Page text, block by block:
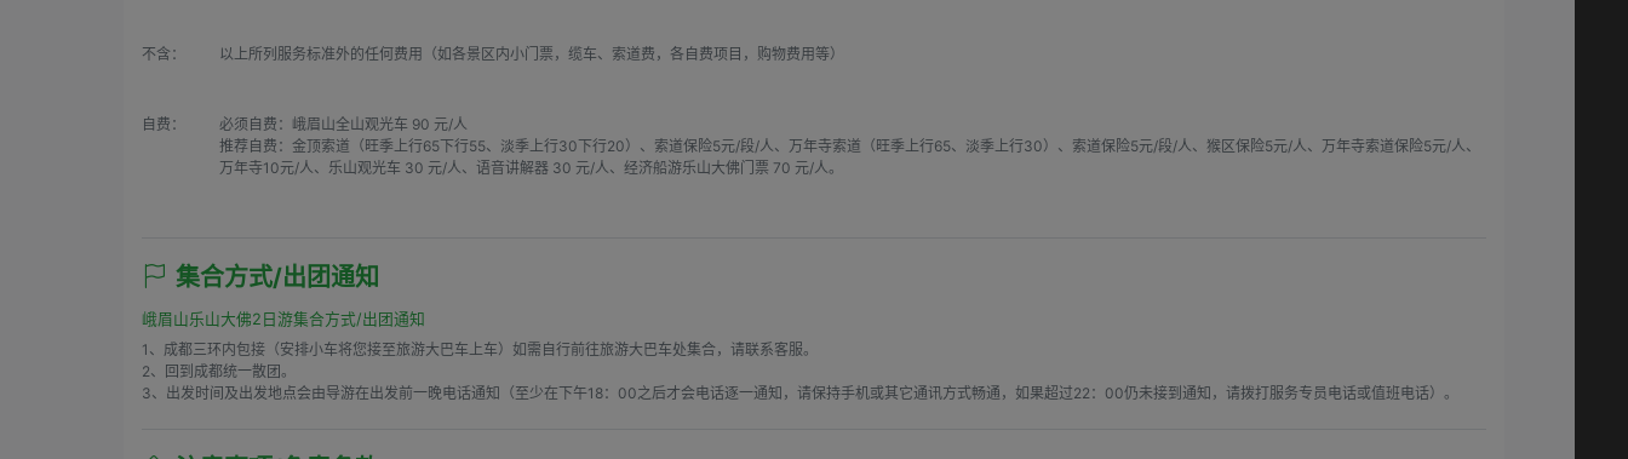
不含： 以上所列服务标准外的任何费用（如各景区内小门票，缆车、索道费，各自费项目，购物费用等）
自费：
必须自费：峨眉山全山观光车 90 元/人
推荐自费：金顶索道（旺季上行65下行55、淡季上行30下行20）、索道保险5元/段/人、万年寺索道（旺季上行65、淡季上行30）、索道保险5元/段/人、猴区保险5元/人、万年寺索道保险5元/人、
万年寺10元/人、乐山观光车 30 元/人、语音讲解器 30 元/人、经济船游乐山大佛门票 70 元/人。
集合方式/出团通知
峨眉山乐山大佛2日游集合方式/出团通知
1、成都三环内包接（安排小车将您接至旅游大巴车上车）如需自行前往旅游大巴车处集合，请联系客服。
2、回到成都统一散团。
3、出发时间及出发地点会由导游在出发前一晚电话通知（至少在下午18：00之后才会电话逐一通知，请保持手机或其它通讯方式畅通，如果超过22：00仍未接到通知，请拨打服务专员电话或值班电话）。